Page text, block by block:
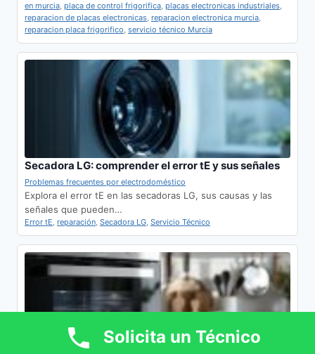
en murcia, placa de control frigorifica, placas electronicas industriales,
reparacion de placas electronicas, reparacion electronica murcia,
reparacion placa frigorifico, servicio técnico Murcia
Secadora LG: comprender el error tE y sus señales
Problemas frecuentes por electrodoméstico
Explora el error tE en las secadoras LG, sus causas y las
señales que pueden…
Error tE, reparación, Secadora LG, Servicio Técnico
Solicita un Técnico